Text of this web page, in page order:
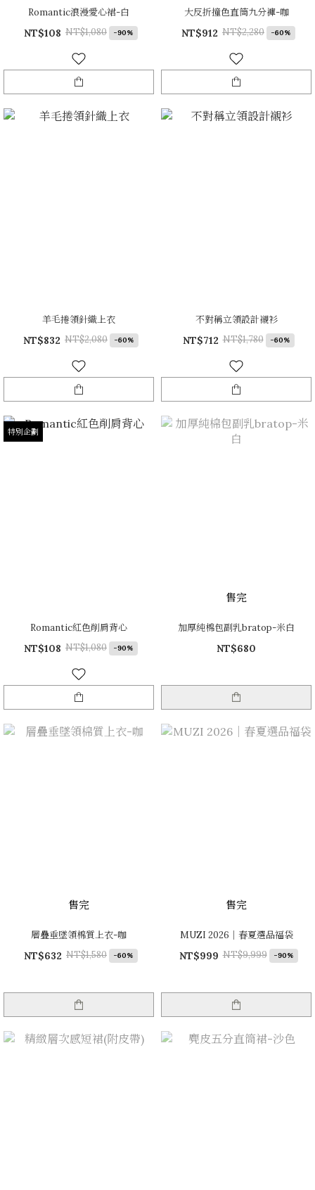
Romantic浪漫愛心裙-白
NT$108 NT$1,080 -90%
大反折撞色直筒九分褲-咖
NT$912 NT$2,280 -60%
羊毛捲領針織上衣
NT$832 NT$2,080 -60%
不對稱立領設計襯衫
NT$712 NT$1,780 -60%
特別企劃
Romantic紅色削肩背心
NT$108 NT$1,080 -90%
售完
加厚純棉包副乳bratop-米白
NT$680
售完
層疊垂墜領棉質上衣-咖
NT$632 NT$1,580 -60%
售完
MUZI 2026｜春夏選品福袋
NT$999 NT$9,999 -90%